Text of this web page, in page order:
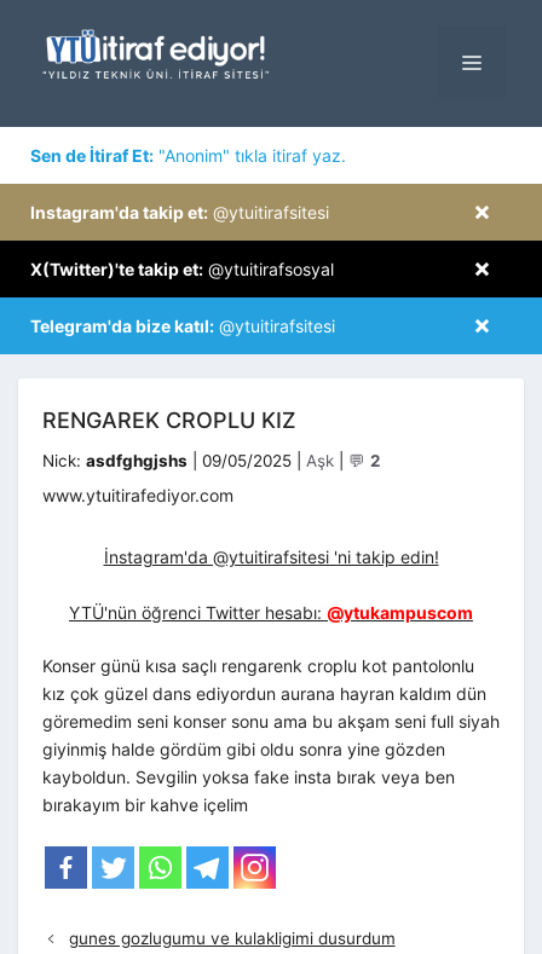
MENÜ
Sen de İtiraf Et: "Anonim" tıkla itiraf yaz.
×
Instagram'da takip et: @ytuitirafsitesi
×
X(Twitter)'te takip et: @ytuitirafsosyal
×
Telegram'da bize katıl: @ytuitirafsitesi
RENGAREK CROPLU KIZ
Nick: asdfghgjshs 09/05/2025 Kategoriler
Aşk 💬 2
www.ytuitirafediyor.com
İnstagram'da @ytuitirafsitesi 'ni takip edin!
YTÜ'nün öğrenci Twitter hesabı: @ytukampuscom
Konser günü kısa saçlı rengarenk croplu kot pantolonlu
kız çok güzel dans ediyordun aurana hayran kaldım dün
göremedim seni konser sonu ama bu akşam seni full siyah
giyinmiş halde gördüm gibi oldu sonra yine gözden
kayboldun. Sevgilin yoksa fake insta bırak veya ben
bırakayım bir kahve içelim
gunes gozlugumu ve kulakligimi dusurdum